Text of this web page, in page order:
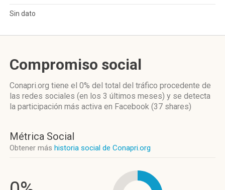
Sin dato
Compromiso social
Conapri.org tiene el 0% del total del tráfico procedente de
las redes sociales (en los 3 últimos meses) y se detecta
la participación más activa en Facebook (37 shares)
Métrica Social
Obtener más historia social de Conapri.org